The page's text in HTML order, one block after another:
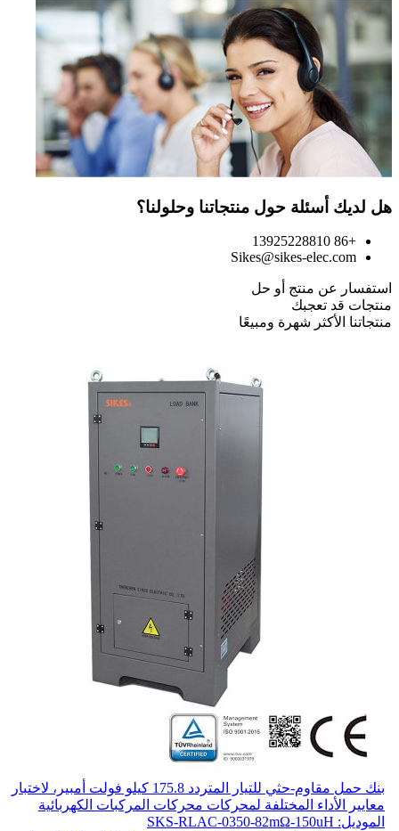
هل لديك أسئلة حول منتجاتنا وحلولنا؟
+86 13925228810
Sikes@sikes-elec.com
استفسار عن منتج أو حل
منتجات قد تعجبك
منتجاتنا الأكثر شهرة ومبيعًا
بنك حمل مقاوم-حثي للتيار المتردد 175.8 كيلو فولت أمبير، لاختبار
معايير الأداء المختلفة لمحركات محركات المركبات الكهربائية
الموديل: SKS-RLAC-0350-82mΩ-150uH